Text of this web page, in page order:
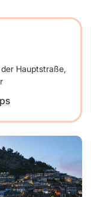
Hauptstraße,